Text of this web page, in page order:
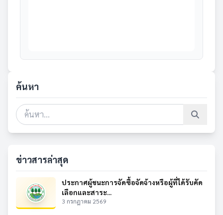
ค้นหา
ข่าวสารล่าสุด
ประกาศผู้ชนะการจัดซื้อจัดจ้างหรือผู้ที่ได้รับคัด
เลือกและสาระ...
3 กรกฎาคม 2569